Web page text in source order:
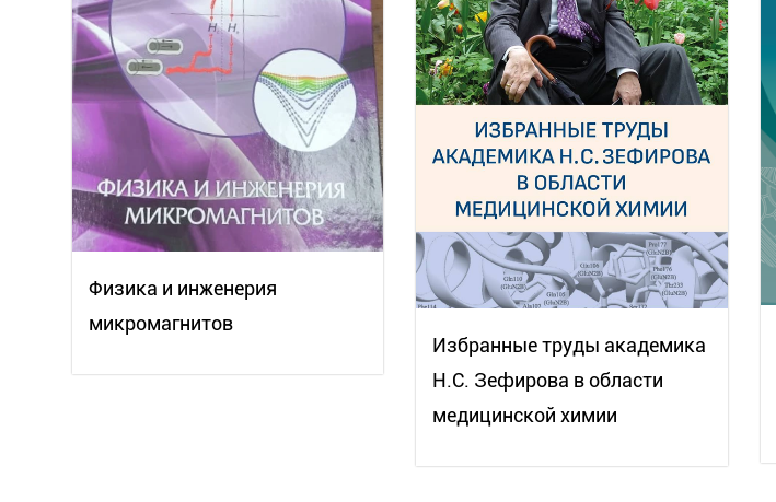
Физика и инженерия
микромагнитов
Избранные труды академика
Н.С. Зефирова в области
медицинской химии